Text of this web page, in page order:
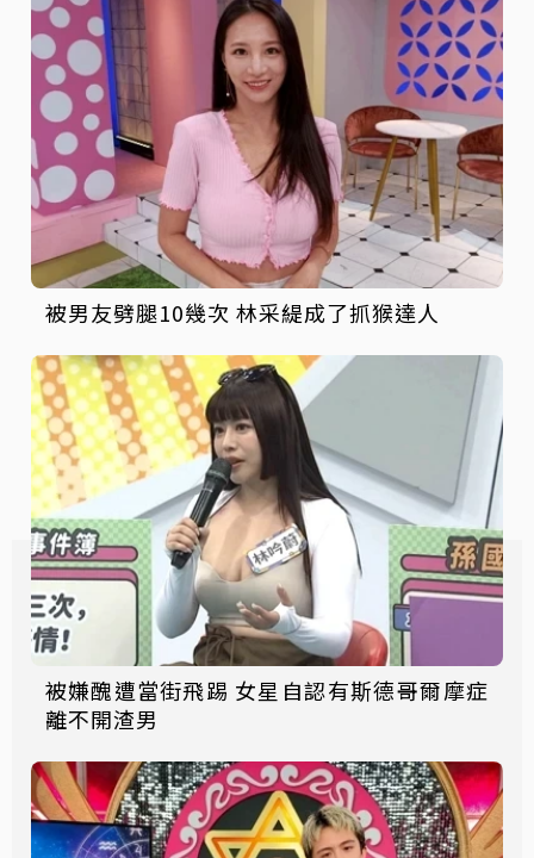
被男友劈腿10幾次 林采緹成了抓猴達人
被嫌醜遭當街飛踢 女星自認有斯德哥爾摩症
離不開渣男